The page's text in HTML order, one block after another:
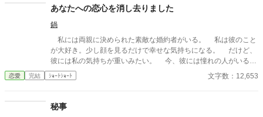
チが握られている。 それは、明らかに妻のものではなく、妻の
好みからもかけ離れていた。 圭吾は訝しみながらも、そのハン
カチを受け取る。 これから何が始まるとも知らないで。 圭吾
は、死んだ妻をめぐる『謎』に知らず知らず足を踏み入れていく
ーーー。 ※作品の無断転載、AI学習など一切を固くお断りいたし
ます。（Do not reupload / use my writing for any purposes, inclu
あなたへの恋心を消し去りました
鍋
私には両親に決められた素敵な婚約者がいる。 私は彼のこと
が大好き。少し顔を見るだけで幸せな気持ちになる。 だけど、
彼には私の気持ちが重いみたい。 今、彼には憧れの人がいる。
その人は大人びた雰囲気をもつ二つ上の先輩。 彼は心は自由で
いたい言っていた。 その女性と話す時、私には見せない楽しそ
たちは言う。お互いに干渉しない割り切った夫婦のほうが気が楽
恋愛 完結 ｼｮｰﾄｼｮｰﾄ 文字数：12,653
秘事